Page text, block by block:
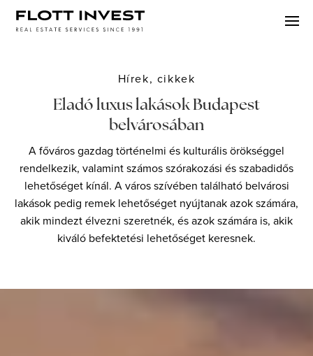
Hírek, cikkek
Eladó luxus lakások Budapest
belvárosában
A főváros gazdag történelmi és kulturális örökséggel
rendelkezik, valamint számos szórakozási és szabadidős
lehetőséget kínál. A város szívében található belvárosi
lakások pedig remek lehetőséget nyújtanak azok számára,
akik mindezt élvezni szeretnék, és azok számára is, akik
kiváló befektetési lehetőséget keresnek.